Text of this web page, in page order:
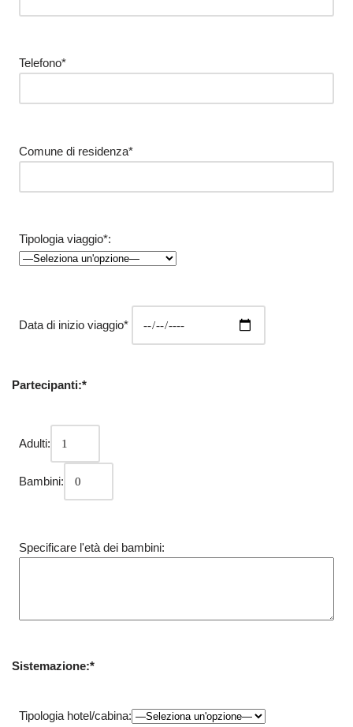
Telefono*
Comune di residenza*
Tipologia viaggio*:
Data di inizio viaggio*
Partecipanti:*
Adulti:
Bambini:
Specificare l'età dei bambini:
Sistemazione:*
Tipologia hotel/cabina: